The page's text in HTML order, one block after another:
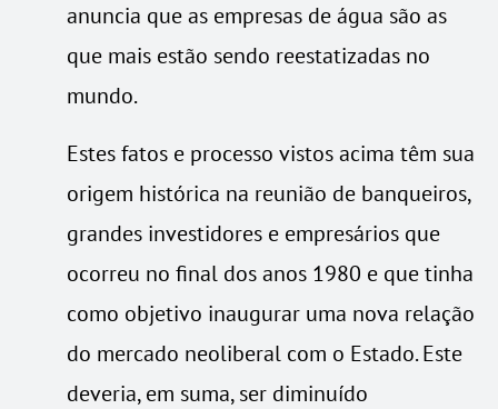
anuncia que as empresas de água são as
que mais estão sendo reestatizadas no
mundo.
Estes fatos e processo vistos acima têm sua
origem histórica na reunião de banqueiros,
grandes investidores e empresários que
ocorreu no final dos anos 1980 e que tinha
como objetivo inaugurar uma nova relação
do mercado neoliberal com o Estado. Este
deveria, em suma, ser diminuído